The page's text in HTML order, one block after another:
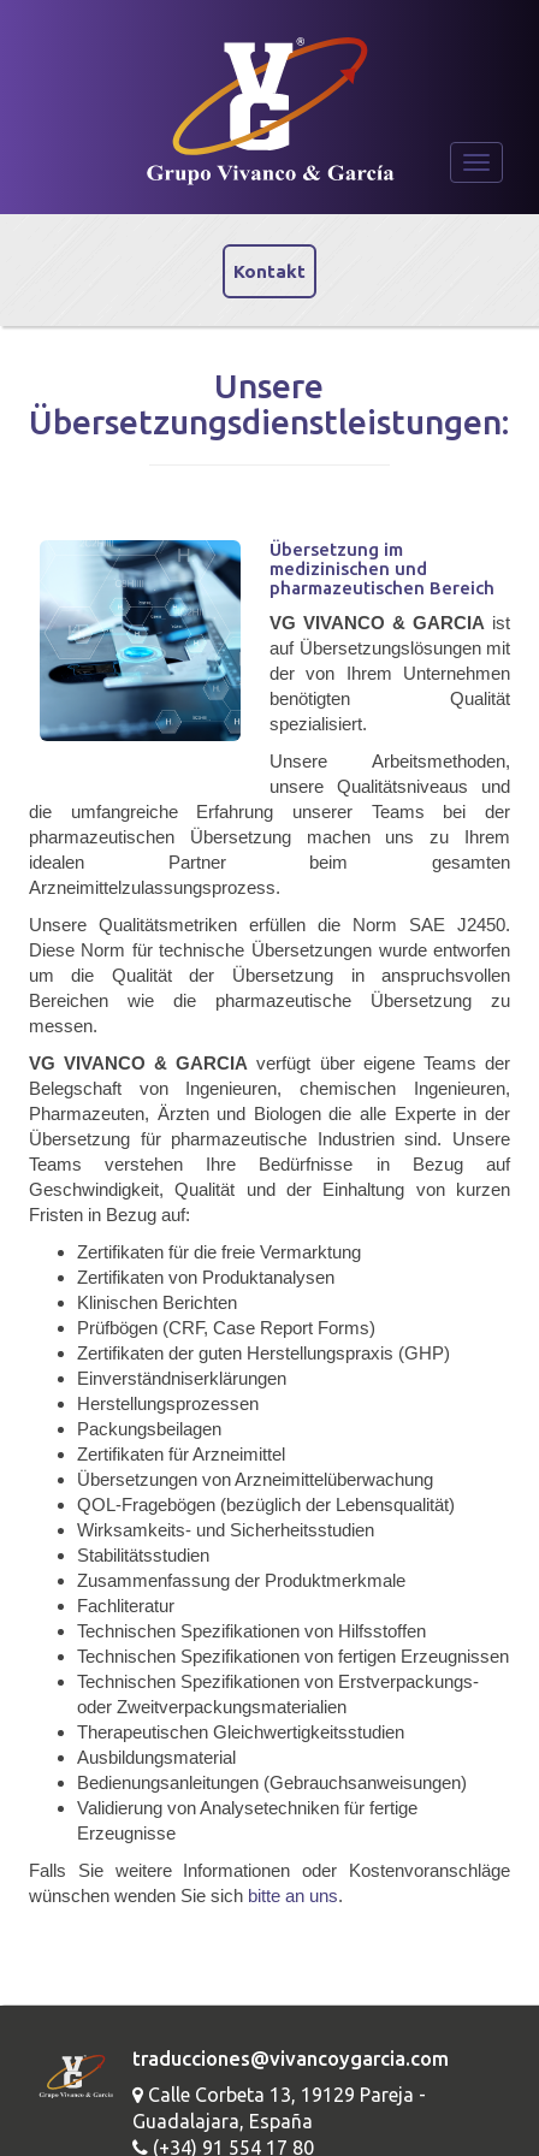
Toggle
Kontakt
Unsere
Übersetzungsdienstleistungen:
Übersetzung im
medizinischen und
pharmazeutischen Bereich
VG VIVANCO & GARCIA ist
auf Übersetzungslösungen mit
der von Ihrem Unternehmen
benötigten Qualität
spezialisiert.
Unsere Arbeitsmethoden,
unsere Qualitätsniveaus und
die umfangreiche Erfahrung unserer Teams bei der
pharmazeutischen Übersetzung machen uns zu Ihrem
idealen Partner beim gesamten
Arzneimittelzulassungsprozess.
Unsere Qualitätsmetriken erfüllen die Norm SAE J2450.
Diese Norm für technische Übersetzungen wurde entworfen
um die Qualität der Übersetzung in anspruchsvollen
Bereichen wie die pharmazeutische Übersetzung zu
messen.
VG VIVANCO & GARCIA verfügt über eigene Teams der
Belegschaft von Ingenieuren, chemischen Ingenieuren,
Pharmazeuten, Ärzten und Biologen die alle Experte in der
Übersetzung für pharmazeutische Industrien sind. Unsere
Teams verstehen Ihre Bedürfnisse in Bezug auf
Geschwindigkeit, Qualität und der Einhaltung von kurzen
Fristen in Bezug auf:
Zertifikaten für die freie Vermarktung
Zertifikaten von Produktanalysen
Klinischen Berichten
Prüfbögen (CRF, Case Report Forms)
Zertifikaten der guten Herstellungspraxis (GHP)
Einverständniserklärungen
Herstellungsprozessen
Packungsbeilagen
Zertifikaten für Arzneimittel
Übersetzungen von Arzneimittelüberwachung
QOL-Fragebögen (bezüglich der Lebensqualität)
Wirksamkeits- und Sicherheitsstudien
Stabilitätsstudien
Zusammenfassung der Produktmerkmale
Fachliteratur
Technischen Spezifikationen von Hilfsstoffen
Technischen Spezifikationen von fertigen Erzeugnissen
Technischen Spezifikationen von Erstverpackungs-
oder Zweitverpackungsmaterialien
Therapeutischen Gleichwertigkeitsstudien
Ausbildungsmaterial
Bedienungsanleitungen (Gebrauchsanweisungen)
Validierung von Analysetechniken für fertige
Erzeugnisse
Falls Sie weitere Informationen oder Kostenvoranschläge
wünschen wenden Sie sich bitte an uns.
traducciones@vivancoygarcia.com
Calle Corbeta 13, 19129 Pareja -
Guadalajara, España
(+34) 91 554 17 80